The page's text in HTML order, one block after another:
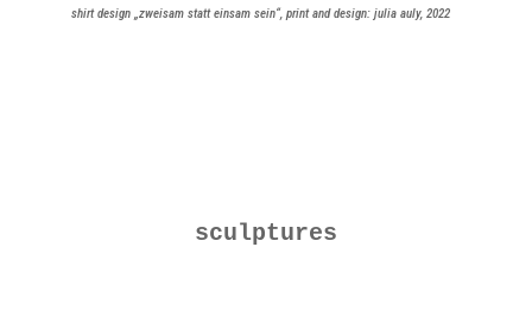
shirt design „zweisam statt einsam sein“, print and design: julia auly, 2022
sculptures